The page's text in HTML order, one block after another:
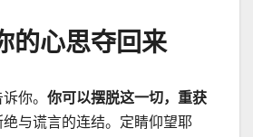
的心思夺回来
你。 你可以摆脱这一切，重获
绝与谎言的连结。定睛仰望耶